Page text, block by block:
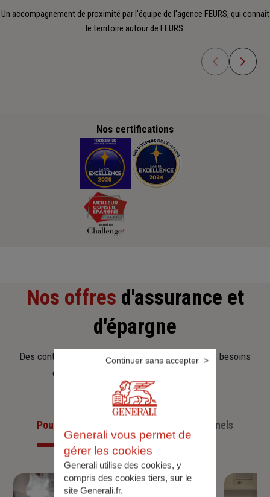
Un accompagnement de proximité par l'équipe de l'agence FEURS, qui connait
le territoire autour de FEURS.
Nos certifications
Nos offres d'assurance et
d'épargne
Des contrats clairs et flexibles pour sécuriser vos besoins
d’aujourd’hui et anticiper ceux de demain.
Pour les particuliers Pour les professionnels
Generali vous permet de
gérer les cookies
Generali utilise des cookies, y
compris des cookies tiers, sur le
site Generali.fr.
Continuer sans accepter